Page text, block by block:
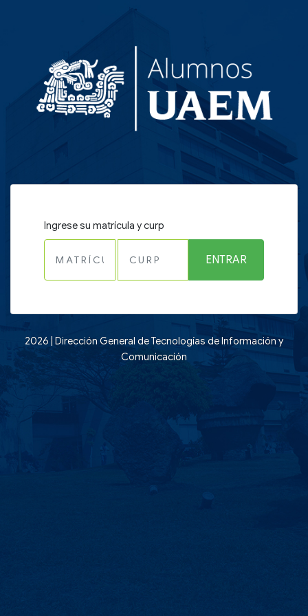
Ingrese su matrícula y curp
ENTRAR
2026 | Dirección General de Tecnologías de Información y
Comunicación